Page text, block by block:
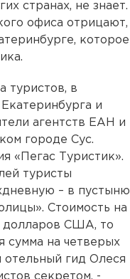
странах, не знает.
офиса отрицают,
которое
туристов, в
и
агентств ЕАН и
городе Сус.
«Пегас Туристик».
туристы
– в пустыню
Стоимость на
долларов США, то
сумма на четверых
отельный гид Олеся
секретом, -